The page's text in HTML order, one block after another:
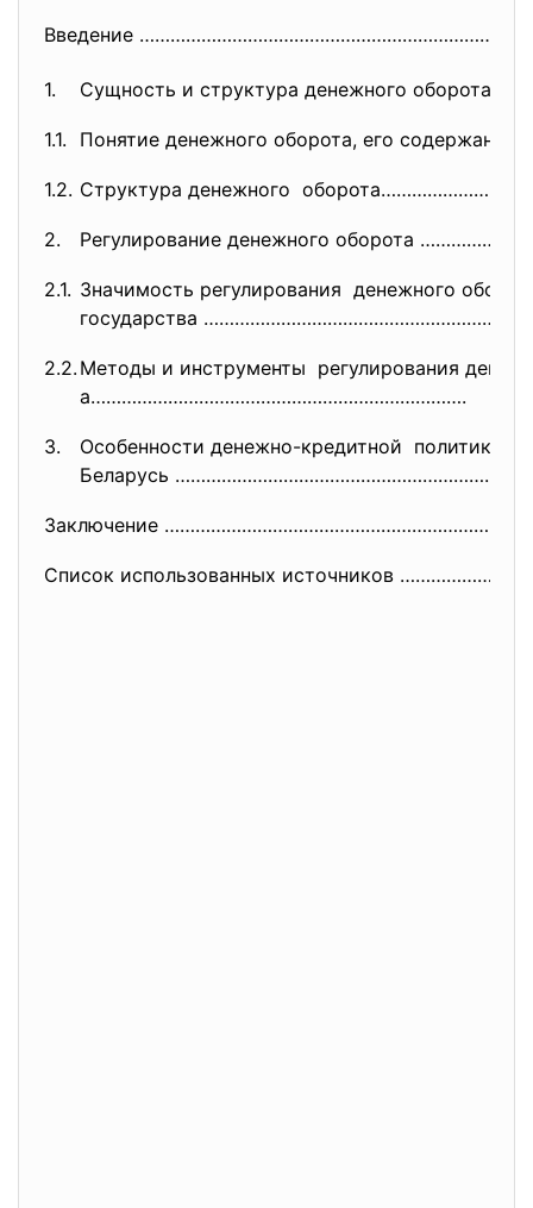
Введение ………………………………………………………………
1. Сущность и структура денежного оборота
1.1. Понятие денежного оборота, его
1.2. Структура денежного
2. Регулирование денежного оборота
2.1. Значимость регулирования денежного
государства ……………………………………………………
2.2. Методы и инструменты регулирования
а……………………………………………………………….
3.
Особенности денежно-кредитной политики в
Беларусь ………………………………………………………
Заключение ……………………………………………………………
Список использованных источников